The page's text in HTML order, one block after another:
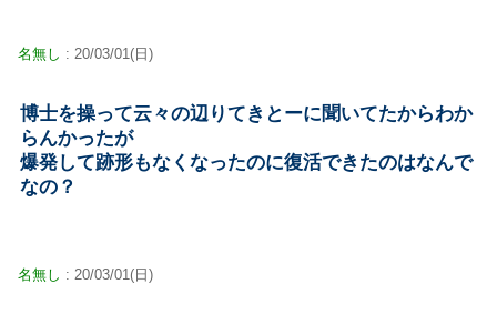
名無し : 20/03/01(日)
博士を操って云々の辺りてきとーに聞いてたからわか
らんかったが
爆発して跡形もなくなったのに復活できたのはなんで
なの？
名無し : 20/03/01(日)